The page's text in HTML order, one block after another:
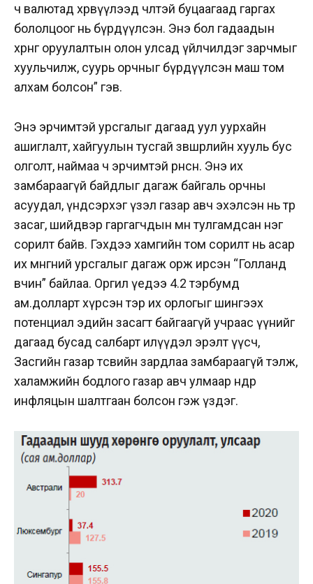
ч валютад хөрвүүлээд чөлөөтэй буцаагаад гаргах
бололцоог нь бүрдүүлсэн. Энэ бол гадаадын
хөрөнгө оруулалтын олон улсад үйлчилдэг зарчмыг
хуульчилж, суурь орчныг бүрдүүлсэн маш том
алхам болсон” гэв.
Энэ эрчимтэй урсгалыг дагаад уул уурхайн
ашиглалт, хайгуулын тусгай зөвшөөрлийн хууль бус
олголт, наймаа ч эрчимтэй өрнөсөн. Энэ их
замбараагүй байдлыг дагаж байгаль орчны
асуудал, үндсэрхэг үзэл газар авч эхэлсэн нь төр
засаг, шийдвэр гаргагчдын өмнө тулгамдсан нэг
сорилт байв. Гэхдээ хамгийн том сорилт нь асар
их мөнгөний урсгалыг дагаж орж ирсэн “Голланд
өвчин” байлаа. Оргил үедээ 4.2 тэрбумд
ам.долларт хүрсэн тэр их орлогыг шингээх
потенциал эдийн засагт байгаагүй учраас үүнийг
дагаад бусад салбарт илүүдэл эрэлт үүсч,
Засгийн газар төсвийн зардлаа замбараагүй тэлж,
халамжийн бодлого газар авч улмаар өндөр
инфляцын шалтгаан болсон гэж үздэг.